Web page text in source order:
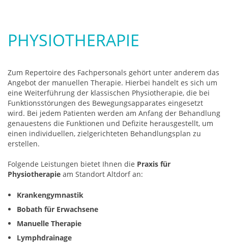
PHYSIOTHERAPIE
Zum Repertoire des Fachpersonals gehört unter anderem das
Angebot der manuellen Therapie. Hierbei handelt es sich um
eine Weiterführung der klassischen Physiotherapie, die bei
Funktionsstörungen des Bewegungsapparates eingesetzt
wird. Bei jedem Patienten werden am Anfang der Behandlung
genauestens die Funktionen und Defizite herausgestellt, um
einen individuellen, zielgerichteten Behandlungsplan zu
erstellen.
Folgende Leistungen bietet Ihnen die Praxis für
Physiotherapie am Standort Altdorf an:
Krankengymnastik
Bobath für Erwachsene
Manuelle Therapie
Lymphdrainage